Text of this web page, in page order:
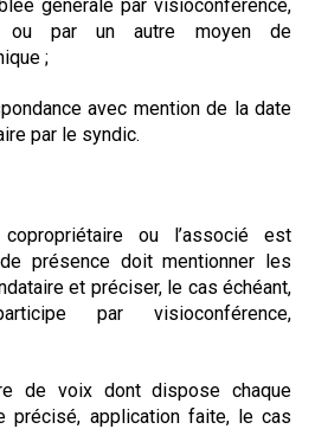
générale par visioconférence,
ou par un autre moyen de
;
avec mention de la date
par le syndic.
ou l’associé est
présence doit mentionner les
et préciser, le cas échéant,
par visioconférence,
de voix dont dispose chaque
précisé, application faite, le cas